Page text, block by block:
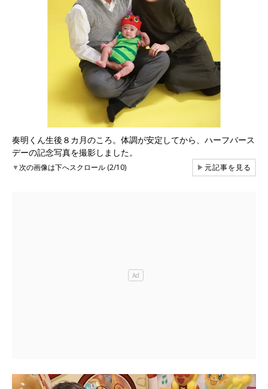
奏明くん生後８カ月のころ。体調が安定してから、ハーフバース
デーの記念写真を撮影しました。
▼次の画像は下へスクロール (2/10) ▶元記事を見る